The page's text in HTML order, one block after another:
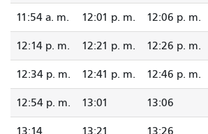
11:54 a. m. 12:01 p. m. 12:06 p. m.
12:14 p. m. 12:21 p. m. 12:26 p. m.
12:34 p. m. 12:41 p. m. 12:46 p. m.
12:54 p. m. 13:01 13:06
13:14 13:21 13:26